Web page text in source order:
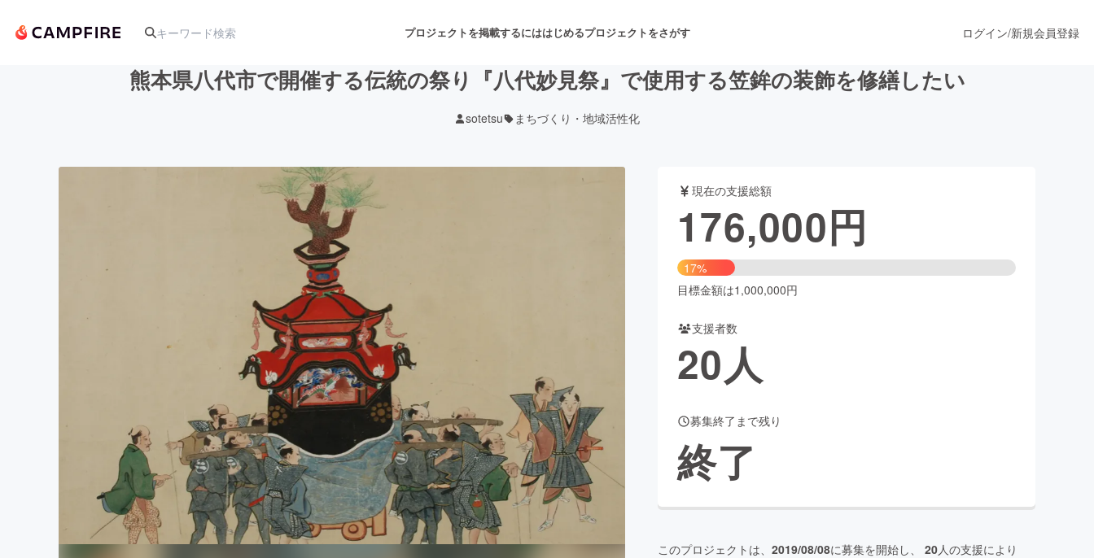
プロジェクトを掲載するにははじめるプロジェクトをさがす
舞台・パフォーマンス
テクノロジー・ガジェット ファッション
書籍・雑誌出版
チャレンジ ビューティー・ヘルスケア
まちづくり・地域活性化
CAMPFIRE for Social GoodCAMPFIRE Creation
CAMPFIREふるさと納税machi-yaコミュニティ
ログイン/新規会員登録
熊本県八代市で開催する伝統の祭り『八代妙見祭』で使用する笠鉾の装飾を修繕したい
sotetsu まちづくり・地域活性化
現在の支援総額
176,000円
17%
目標金額は1,000,000円
支援者数
20人
募集終了まで残り
終了
このプロジェクトは、 2019/08/08に募集を開始し、 20人の支援により